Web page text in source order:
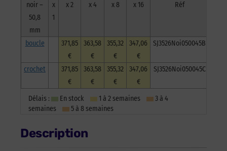
noir –
50,8
mm
x
1
x 2 x 4 x 8 x 16 Réf
boucle
371,85
€
363,58
€
355,32
€
347,06
€
SJ3526Noi050045B
crochet
371,85
€
363,58
€
355,32
€
347,06
€
SJ3526Noi050045C
Délais : En stock 1 à 2 semaines
3 à 4
semaines
5 à 8 semaines
Description